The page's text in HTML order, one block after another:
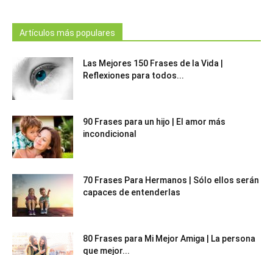
Artículos más populares
Las Mejores 150 Frases de la Vida |
Reflexiones para todos...
90 Frases para un hijo | El amor más
incondicional
70 Frases Para Hermanos | Sólo ellos serán
capaces de entenderlas
80 Frases para Mi Mejor Amiga | La persona
que mejor...